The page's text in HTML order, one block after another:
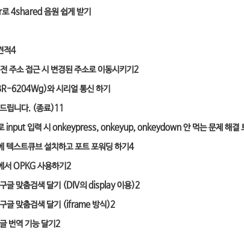
4shared 음원 쉽게 받기
적4
주소 접근 시 변경된 주소로 이동시키기 2
6204Wg)와 시리얼 통신 하기
립니다. (종료)11
input 입력 시 onkeypress, onkeyup, onkeydown 안 먹는 문제 해결
스트큐브 설치하고 포트 포워딩 하기 4
OPKG 사용하기 2
글 맞춤검색 달기 (DIV의 display 이용)2
글 맞춤검색 달기 (iframe 방식)2
번역 기능 달기 2